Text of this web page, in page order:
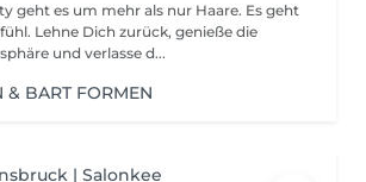
geht es um mehr als nur Haare. Es geht
Lehne Dich zurück, genieße die
und verlasse d...
& BART FORMEN